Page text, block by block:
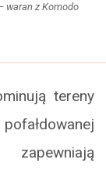
waran z Komodo
tereny